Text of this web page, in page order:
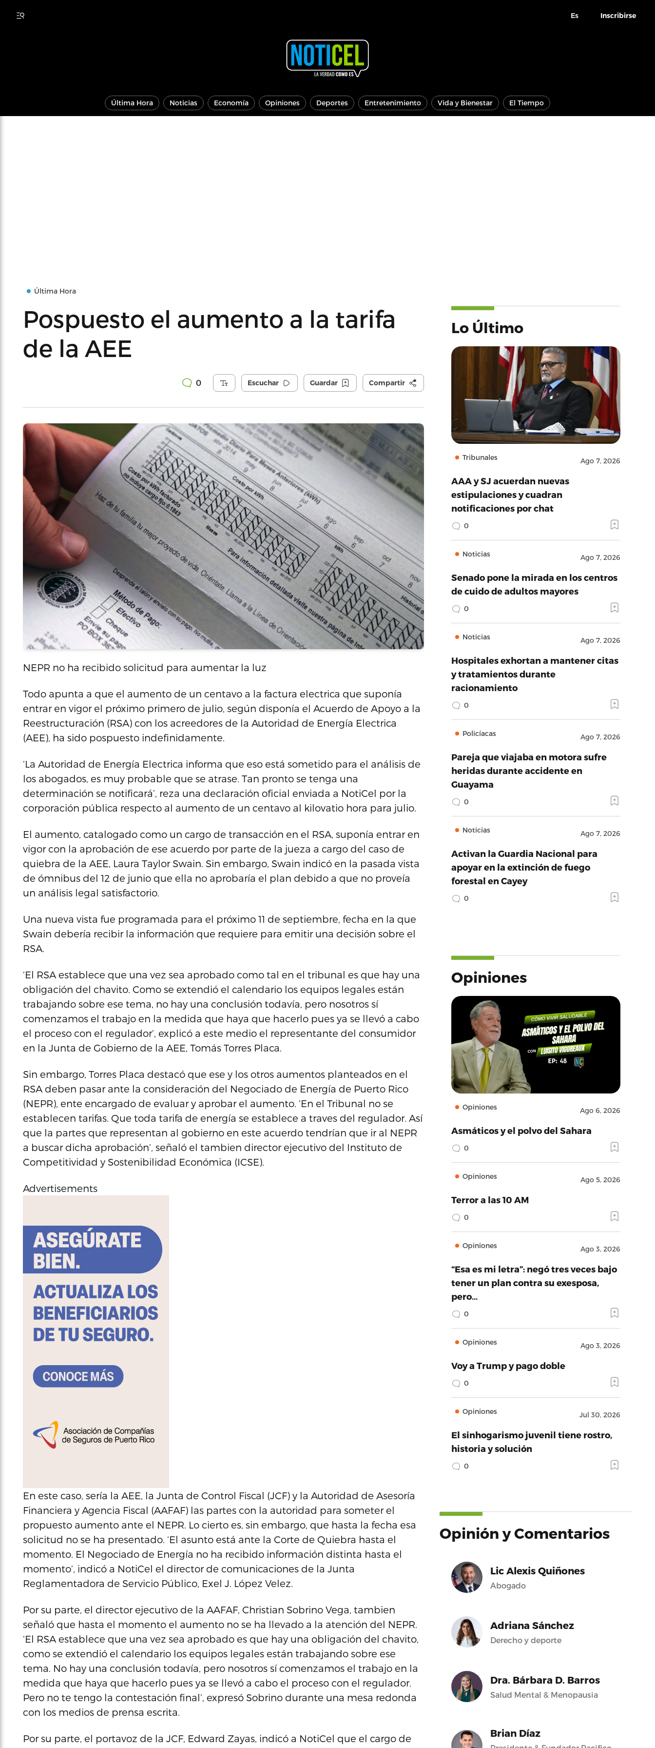
Es Inscribirse
Última Hora Noticias Economía Opiniones Deportes Entretenimiento Vida y Bienestar El Tiempo
Última Hora
Pospuesto el aumento a la tarifa
de la AEE
0 Escuchar Guardar Compartir
NEPR no ha recibido solicitud para aumentar la luz
Todo apunta a que el aumento de un centavo a la factura electrica que suponía
entrar en vigor el próximo primero de julio, según disponía el Acuerdo de Apoyo a la
Reestructuración (RSA) con los acreedores de la Autoridad de Energía Electrica
(AEE), ha sido pospuesto indefinidamente.
‘La Autoridad de Energía Electrica informa que eso está sometido para el análisis de
los abogados, es muy probable que se atrase. Tan pronto se tenga una
determinación se notificará’, reza una declaración oficial enviada a NotiCel por la
corporación pública respecto al aumento de un centavo al kilovatio hora para julio.
El aumento, catalogado como un cargo de transacción en el RSA, suponía entrar en
vigor con la aprobación de ese acuerdo por parte de la jueza a cargo del caso de
quiebra de la AEE, Laura Taylor Swain. Sin embargo, Swain indicó en la pasada vista
de ómnibus del 12 de junio que ella no aprobaría el plan debido a que no proveía
un análisis legal satisfactorio.
Una nueva vista fue programada para el próximo 11 de septiembre, fecha en la que
Swain debería recibir la información que requiere para emitir una decisión sobre el
RSA.
‘El RSA establece que una vez sea aprobado como tal en el tribunal es que hay una
obligación del chavito. Como se extendió el calendario los equipos legales están
trabajando sobre ese tema, no hay una conclusión todavía, pero nosotros sí
comenzamos el trabajo en la medida que haya que hacerlo pues ya se llevó a cabo
el proceso con el regulador’, explicó a este medio el representante del consumidor
en la Junta de Gobierno de la AEE, Tomás Torres Placa.
Sin embargo, Torres Placa destacó que ese y los otros aumentos planteados en el
RSA deben pasar ante la consideración del Negociado de Energía de Puerto Rico
(NEPR), ente encargado de evaluar y aprobar el aumento. ‘En el Tribunal no se
establecen tarifas. Que toda tarifa de energía se establece a traves del regulador. Así
que la partes que representan al gobierno en este acuerdo tendrían que ir al NEPR
a buscar dicha aprobación’, señaló el tambien director ejecutivo del Instituto de
Competitividad y Sostenibilidad Económica (ICSE).
Advertisements
En este caso, sería la AEE, la Junta de Control Fiscal (JCF) y la Autoridad de Asesoría
Financiera y Agencia Fiscal (AAFAF) las partes con la autoridad para someter el
propuesto aumento ante el NEPR. Lo cierto es, sin embargo, que hasta la fecha esa
solicitud no se ha presentado. ‘El asunto está ante la Corte de Quiebra hasta el
momento. El Negociado de Energía no ha recibido información distinta hasta el
momento’, indicó a NotiCel el director de comunicaciones de la Junta
Reglamentadora de Servicio Público, Exel J. López Velez.
Por su parte, el director ejecutivo de la AAFAF, Christian Sobrino Vega, tambien
señaló que hasta el momento el aumento no se ha llevado a la atención del NEPR.
‘El RSA establece que una vez sea aprobado es que hay una obligación del chavito,
como se extendió el calendario los equipos legales están trabajando sobre ese
tema. No hay una conclusión todavía, pero nosotros sí comenzamos el trabajo en la
medida que haya que hacerlo pues ya se llevó a cabo el proceso con el regulador.
Pero no te tengo la contestación final’, expresó Sobrino durante una mesa redonda
con los medios de prensa escrita.
Por su parte, el portavoz de la JCF, Edward Zayas, indicó a NotiCel que el cargo de
Lo Último
Tribunales Ago 7, 2026
AAA y SJ acuerdan nuevas
estipulaciones y cuadran
notificaciones por chat
0
Noticias Ago 7, 2026
Senado pone la mirada en los centros
de cuido de adultos mayores
0
Noticias Ago 7, 2026
Hospitales exhortan a mantener citas
y tratamientos durante
racionamiento
0
Policíacas Ago 7, 2026
Pareja que viajaba en motora sufre
heridas durante accidente en
Guayama
0
Noticias Ago 7, 2026
Activan la Guardia Nacional para
apoyar en la extinción de fuego
forestal en Cayey
0
Opiniones
Opiniones Ago 6, 2026
Asmáticos y el polvo del Sahara
0
Opiniones Ago 5, 2026
Terror a las 10 AM
0
Opiniones Ago 3, 2026
“Esa es mi letra”: negó tres veces bajo
tener un plan contra su exesposa,
pero…
0
Opiniones Ago 3, 2026
Voy a Trump y pago doble
0
Opiniones Jul 30, 2026
El sinhogarismo juvenil tiene rostro,
historia y solución
0
Opinión y Comentarios
Lic Alexis Quiñones
Abogado
Adriana Sánchez
Derecho y deporte
Dra. Bárbara D. Barros
Salud Mental & Menopausia
Brian Díaz